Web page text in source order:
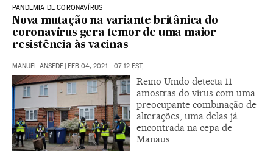
PANDEMIA DE CORONAVÍRUS
Nova mutação na variante britânica do
coronavírus gera temor de uma maior
resistência às vacinas
MANUEL ANSEDE | FEB 04, 2021 - 07:12 EST
Reino Unido detecta 11
amostras do vírus com uma
preocupante combinação de
alterações, uma delas já
encontrada na cepa de
Manaus